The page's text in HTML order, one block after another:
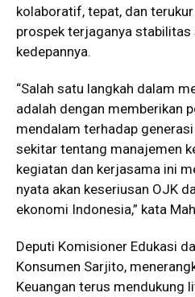
kolaboratif, tepat, dan
prospek terjaganya
kedepannya.
“Salah satu langkah dalam
adalah dengan memberikan
mendalam terhadap
sekitar tentang manajemen
kegiatan dan kerjasama ini
nyata akan keseriusan OJK
ekonomi Indonesia,” kata
Deputi Komisioner Edukasi
Konsumen Sarjito,
Keuangan terus mendukung